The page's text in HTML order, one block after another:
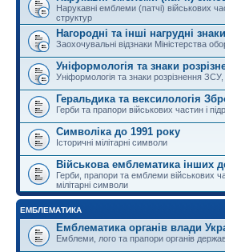
Нарукавні емблеми (патчі) військових
структур
Нагородні та інші нагрудні знаки
Заохочувальні відзнаки Міністерства
Уніформологія та знаки
Уніформологія та знаки розрізнення
Геральдика та вексилологія
Герби та прапори військових частин і
Символіка до 1991 року
Історичні мілітарні символи
Військова емблематика інших
Герби, прапори та емблеми військових
мілітарні символи
ЕМБЛЕМАТИКА
Емблематика органів влади
Емблеми, лого та прапори органів